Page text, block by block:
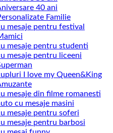
40 ani
Familie
mesaje pentru festival
mesaje pentru studenti
mesaje pentru liceeni
I love my Queen&King
mesaje din filme romanesti
cu mesaje masini
mesaje pentru soferi
mesaje pentru barbosi